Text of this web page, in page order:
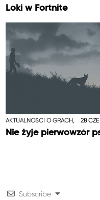
Loki w Fortnite
AKTUALNOŚCI O GRACH, 28 CZE
Nie żyje pierwowzór
Subscribe